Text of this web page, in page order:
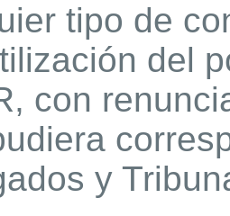
tipo de
del
con
y